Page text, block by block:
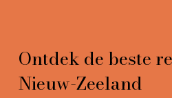
Ontdek de beste
Nieuw-Zeeland